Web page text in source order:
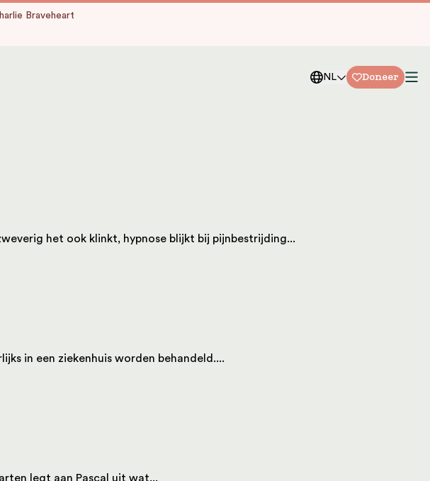
Braveheart
NL Doneer
het ook klinkt, hypnose blijkt bij pijnbestrijding...
in een ziekenhuis worden behandeld....
legt aan Pascal uit wat...